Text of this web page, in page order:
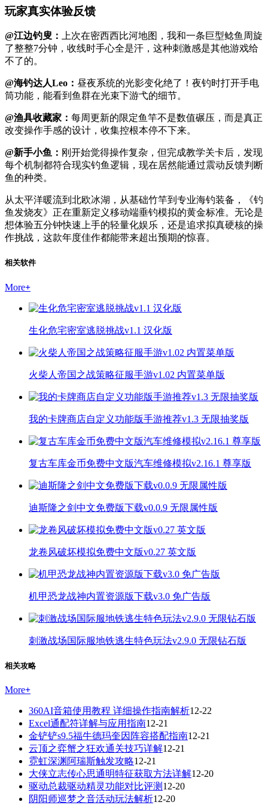
玩家真实体验反馈
@江边钓叟：
上次在密西西比河地图，我和一条巨型鲶鱼周旋
了整整7分钟，收线时手心全是汗，这种刺激感是其他游戏给
不了的。
@海钓达人Leo： 昼夜系统的光影变化绝了！夜钓时打开手电
筒功能，能看到鱼群在光束下游弋的细节。
@渔具收藏家： 每周更新的限定鱼竿不是数值碾压，而是真正
改变操作手感的设计，收集控根本停不下来。
@新手小鱼： 刚开始觉得操作复杂，但完成教学关卡后，发现
每个机制都符合现实钓鱼逻辑，现在居然能通过震动反馈判断
鱼的种类。
从太平洋暖流到北欧冰湖，从基础竹竿到专业海钓装备，《钓
鱼发烧友》正在重新定义移动端垂钓模拟的黄金标准。无论是
想体验五分钟快速上手的轻量化娱乐，还是追求拟真硬核的操
作挑战，这款年度佳作都能带来超出预期的惊喜。
相关软件
More+
生化危宅密室逃脱挑战v1.1 汉化版
火柴人帝国之战策略征服手游v1.02 内置菜单版
我的卡牌商店自定义功能版手游推荐v1.3 无限抽奖版
复古车库金币免费中文版汽车维修模拟v2.16.1 尊享版
迪斯隆之剑中文免费版下载v0.0.9 无限属性版
龙卷风破坏模拟免费中文版v0.27 英文版
机甲恐龙战神内置资源版下载v3.0 免广告版
刺激战场国际服地铁逃生特色玩法v2.9.0 无限钻石版
相关攻略
More+
360AI音箱使用教程 详细操作指南解析12-22
Excel通配符详解与应用指南12-21
金铲铲s9.5福牛德玛奎因阵容搭配指南12-21
云顶之弈蟹之狂欢通关技巧详解12-21
霓虹深渊阿瑞斯触发攻略12-21
大侠立志传心思通明特征获取方法详解12-20
驱动总裁驱动精灵功能对比评测 12-20
阴阳师巡梦之音活动玩法解析12-20